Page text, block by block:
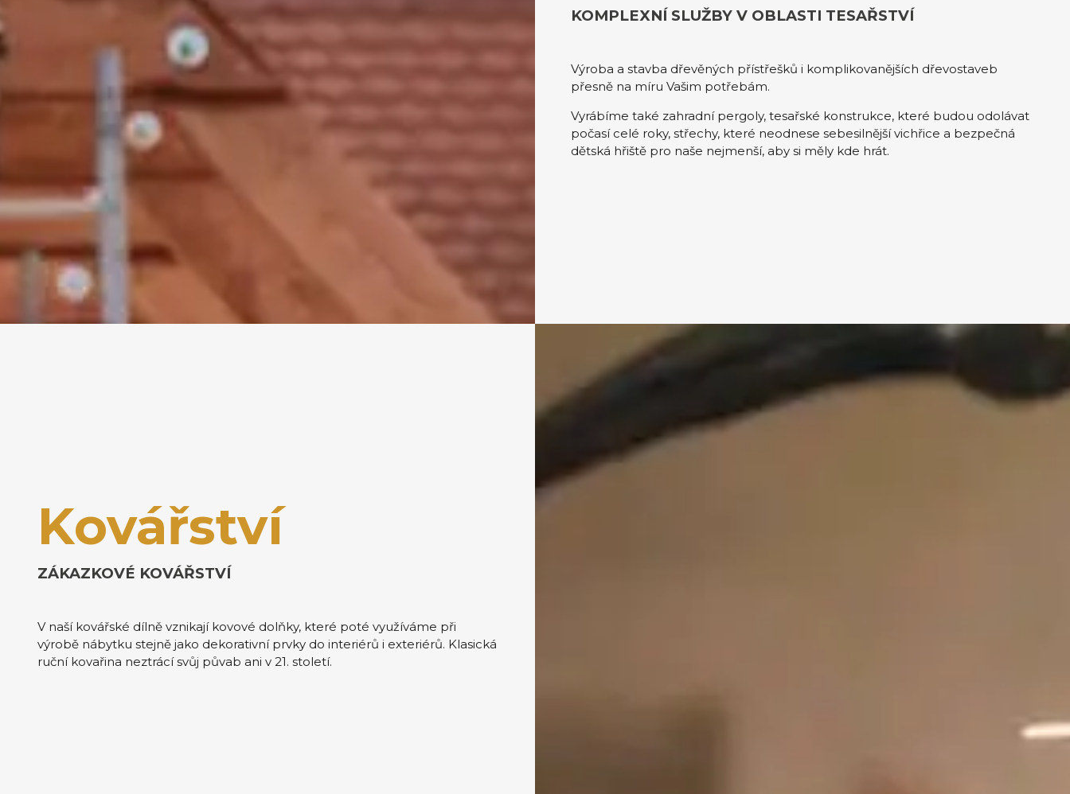
KOMPLEXNÍ SLUŽBY V OBLASTI TESAŘSTVÍ
Výroba a stavba dřevěných přístřešků i komplikovanějších dřevostaveb
přesně na míru Vašim potřebám.
Vyrábíme také zahradní pergoly, tesařské konstrukce, které budou odolávat
počasí celé roky, střechy, které neodnese sebesilnější vichřice a bezpečná
dětská hřiště pro naše nejmenší, aby si měly kde hrát.
Kovářství
ZÁKAZKOVÉ KOVÁŘSTVÍ
V naší kovářské dílně vznikají kovové dolňky, které poté využíváme při
výrobě nábytku stejně jako dekorativní prvky do interiérů i exteriérů. Klasická
ruční kovařina neztrácí svůj půvab ani v 21. století.